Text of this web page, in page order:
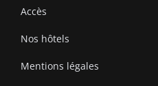
Accès
Nos hôtels
Mentions légales